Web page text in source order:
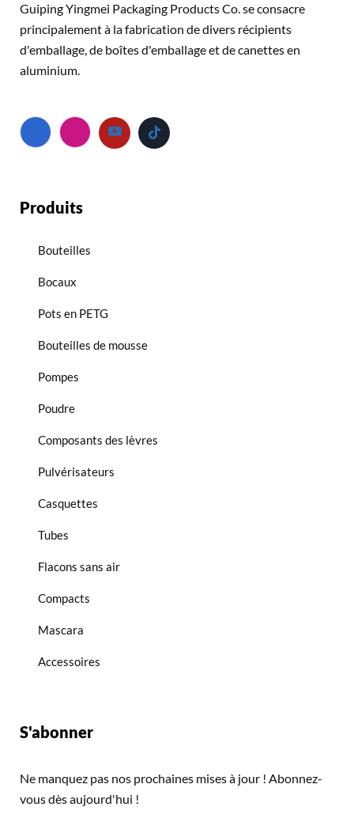
Guiping Yingmei Packaging Products Co. se consacre
principalement à la fabrication de divers récipients
d'emballage, de boîtes d'emballage et de canettes en
aluminium.
Produits
Bouteilles
Bocaux
Pots en PETG
Bouteilles de mousse
Pompes
Poudre
Composants des lèvres
Pulvérisateurs
Casquettes
Tubes
Flacons sans air
Compacts
Mascara
Accessoires
S'abonner
Ne manquez pas nos prochaines mises à jour ! Abonnez-
vous dès aujourd'hui !